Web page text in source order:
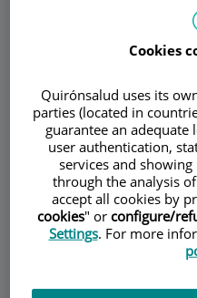
Team
Tumores
La moderna
de incremento
preservación de la
intraoperatorio de sus
Cookies
Quirónsalud uses its
parties (located in
guarantee an
user authentication,
services and
through the analysis
accept all cookies by
cookies" or configure/
Settings. For more